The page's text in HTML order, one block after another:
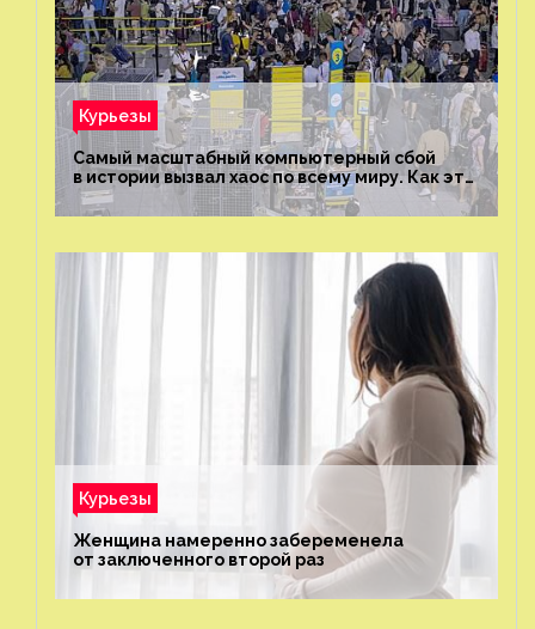
Курьезы
Самый масштабный компьютерный сбой
в истории вызвал хаос по всему миру. Как это
было?
Курьезы
Женщина намеренно забеременела
от заключенного второй раз